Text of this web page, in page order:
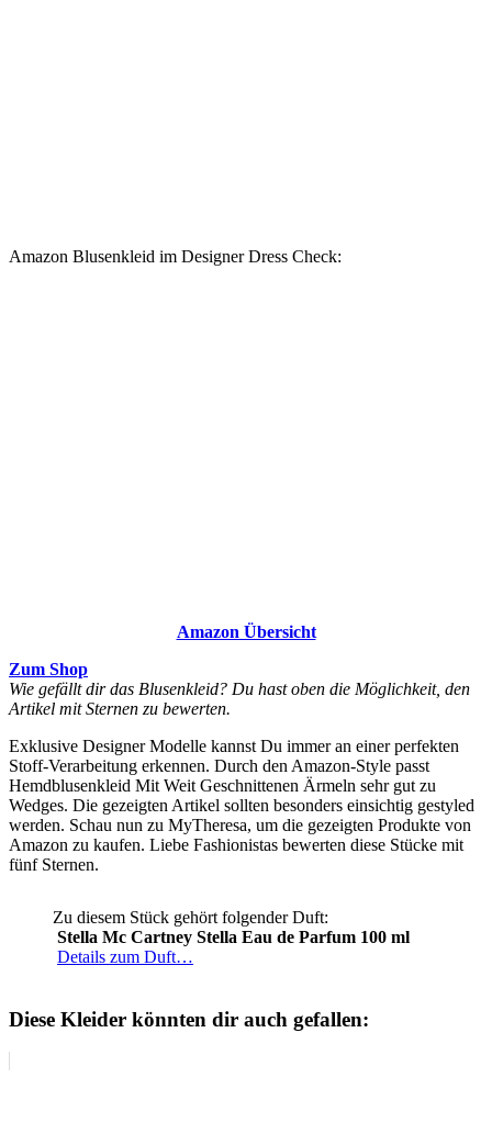
Amazon Blusenkleid im Designer Dress Check:
Amazon Übersicht
Zum Shop
Wie gefällt dir das Blusenkleid? Du hast oben die Möglichkeit, den
Artikel mit Sternen zu bewerten.
Exklusive Designer Modelle kannst Du immer an einer perfekten
Stoff-Verarbeitung erkennen. Durch den Amazon-Style passt
Hemdblusenkleid Mit Weit Geschnittenen Ärmeln sehr gut zu
Wedges. Die gezeigten Artikel sollten besonders einsichtig gestyled
werden. Schau nun zu MyTheresa, um die gezeigten Produkte von
Amazon zu kaufen. Liebe Fashionistas bewerten diese Stücke mit
fünf Sternen.
Zu diesem Stück gehört folgender Duft:
Stella Mc Cartney Stella Eau de Parfum 100 ml
Details zum Duft…
Diese Kleider könnten dir auch gefallen: